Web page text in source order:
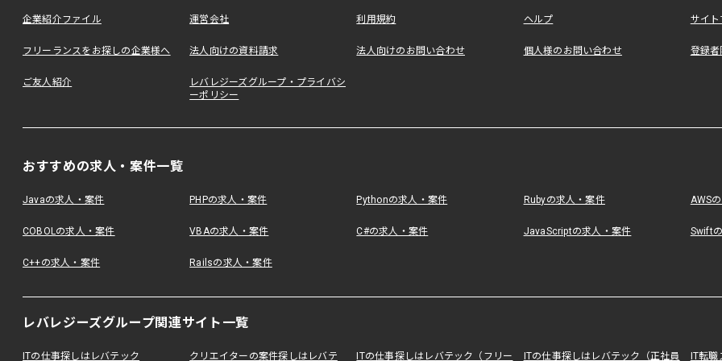
企業紹介ファイル 運営会社 利用規約 ヘルプ サイ
フリーランスをお探しの企業様へ 法人向けの資料請求 法人向けのお問い合わせ 個人様のお問い合わせ 登録者
ご友人紹介
レバレジーズグループ・プライバシ
ーポリシー
おすすめの求人・案件一覧
Javaの求人・案件 PHPの求人・案件 Pythonの求人・案件 Rubyの求人・案件 AWS
COBOLの求人・案件 VBAの求人・案件 C#の求人・案件 JavaScriptの求人・案件 Swift
C++の求人・案件 Railsの求人・案件
レバレジーズグループ関連サイト一覧
ITの仕事探しはレバテック クリエイターの案件探しはレバテ ITの仕事探しはレバテック（フリー ITの仕事探しはレバテック（正社員 IT転